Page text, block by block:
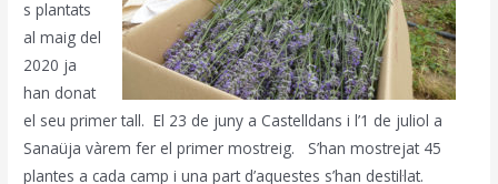
s plantats
al maig del
2020 ja
han donat
el seu primer tall. El 23 de juny a Castelldans i l’1 de juliol a
Sanaüja vàrem fer el primer mostreig. S’han mostrejat 45
plantes a cada camp i una part d’aquestes s’han destil·lat.